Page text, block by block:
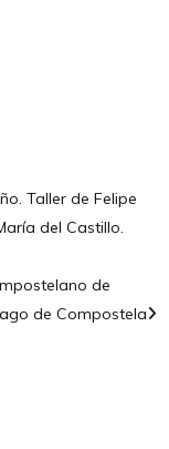
Taller de Felipe
del Castillo.
de
de Compostela